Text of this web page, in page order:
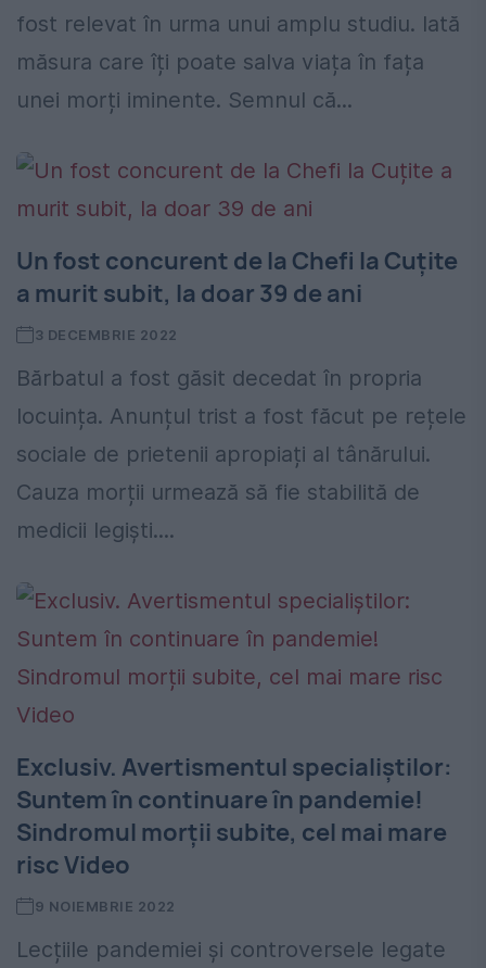
fost relevat în urma unui amplu studiu. Iată
măsura care îți poate salva viața în fața
unei morți iminente. Semnul că...
Un fost concurent de la Chefi la Cuțite
a murit subit, la doar 39 de ani
3 DECEMBRIE 2022
Bărbatul a fost găsit decedat în propria
locuința. Anunțul trist a fost făcut pe rețele
sociale de prietenii apropiați al tânărului.
Cauza morții urmează să fie stabilită de
medicii legiști....
Exclusiv. Avertismentul specialiștilor:
Suntem în continuare în pandemie!
Sindromul morții subite, cel mai mare
risc Video
9 NOIEMBRIE 2022
Lecțiile pandemiei şi controversele legate